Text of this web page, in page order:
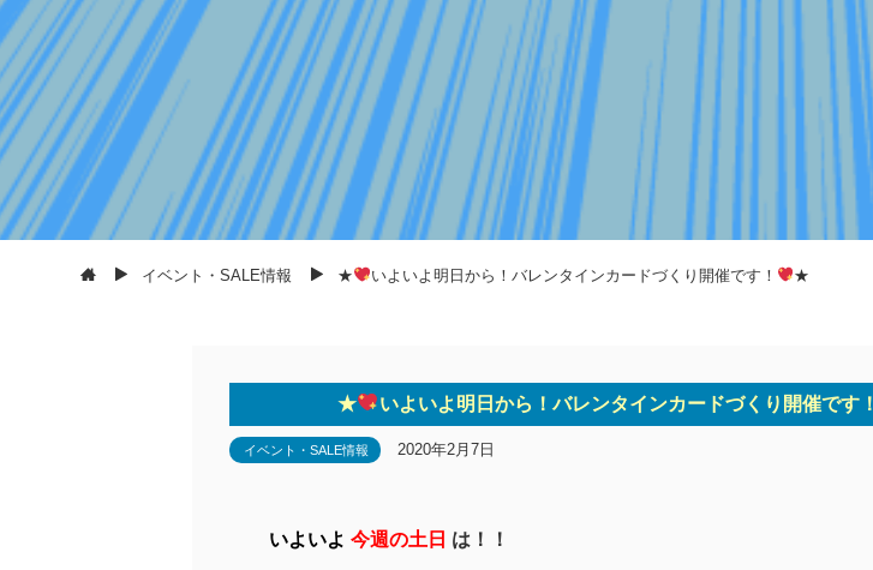
イベント・SALE情報 ★ いよいよ明日から！バレンタインカードづくり開催です！ ★
★ いよいよ明日から！バレンタインカードづくり開催です！
イベント・SALE情報 2020年2月7日
いよいよ 今週の土日 は！！